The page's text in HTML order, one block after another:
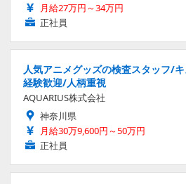
月給27万円～34万円
正社員
人気アニメグッズの検査スタッフ/
経験歓迎/人柄重視
AQUARIUS株式会社
神奈川県
月給30万9,600円～50万円
正社員